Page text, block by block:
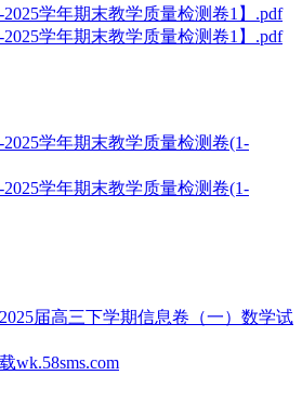
学年期末教学质量检测卷1】.pdf
学年期末教学质量检测卷1】.pdf
学年期末教学质量检测卷(1-
学年期末教学质量检测卷(1-
届高三下学期信息卷（一）数学试
wk.58sms.com